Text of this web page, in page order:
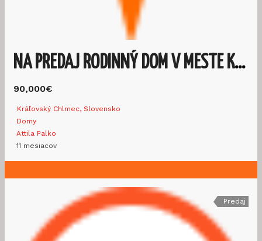
NA PREDAJ RODINNÝ DOM V MESTE KRÁĽOVSKÝ CHLMEC
90,000€
Kráľovský Chlmec, Slovensko
Domy
Attila Palko
11 mesiacov
Predaj